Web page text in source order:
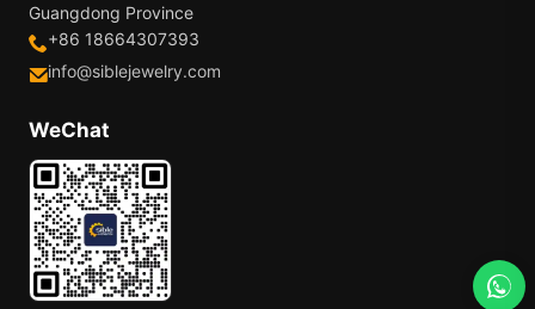
Guangdong Province
+86 18664307393
info@siblejewelry.com
WeChat